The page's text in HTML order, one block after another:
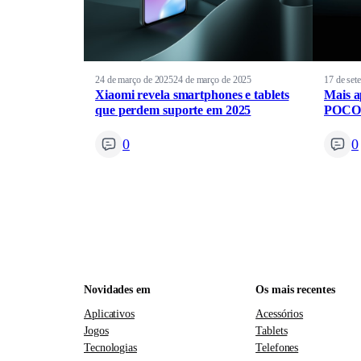
24 de março de 202524 de março de 2025
Xiaomi revela smartphones e tablets
que perdem suporte em 2025
0
17 de
Mais
0
Novidades em
Aplicativos
Jogos
Tecnologias
Os mais recentes
Acessórios
Tablets
Telefones